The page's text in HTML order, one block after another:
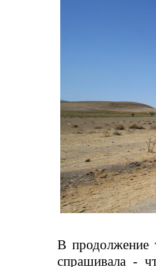
В продолжение
спрашивала -